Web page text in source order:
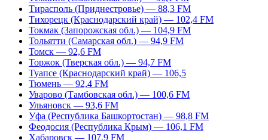
Тирасполь (Приднестровье) — 88,3 FM
Тихорецк (Краснодарский край) — 102,4 FM
Токмак (Запорожская обл.) — 104,9 FM
Тольятти (Самарская обл.) — 94,9 FM
Томск — 92,6 FM
Торжок (Тверская обл.) — 94,7 FM
Туапсе (Краснодарский край) — 106,5
Тюмень — 92,4 FM
Уварово (Тамбовская обл.) — 100,6 FM
Ульяновск — 93,6 FM
Уфа (Республика Башкортостан) — 98,8 FM
Феодосия (Республика Крым) — 106,1 FM
Хабаровск — 107,9 FM